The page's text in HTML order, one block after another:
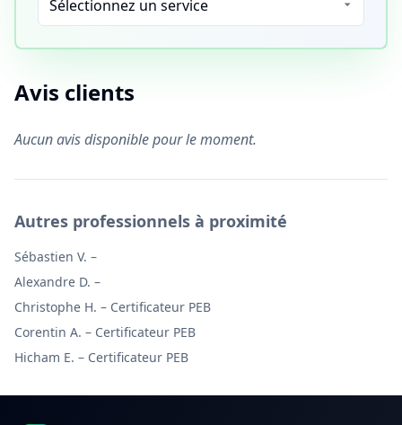
Avis clients
Aucun avis disponible pour le moment.
Autres professionnels à proximité
Sébastien V. –
Alexandre D. –
Christophe H. – Certificateur PEB
Corentin A. – Certificateur PEB
Hicham E. – Certificateur PEB